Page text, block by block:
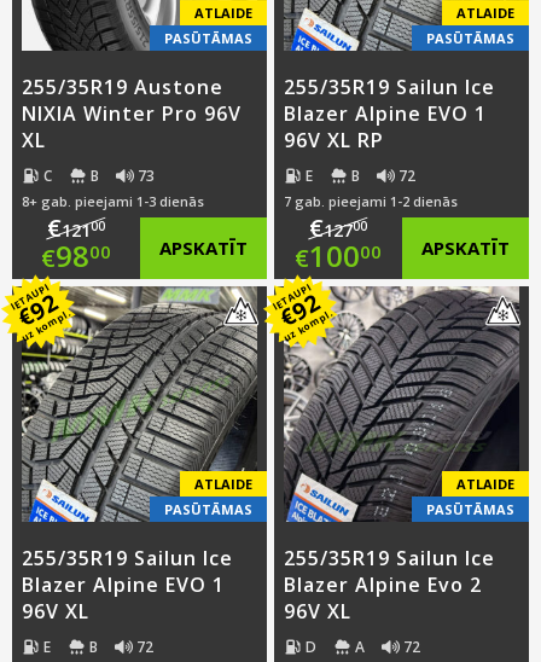
ATLAIDE
PASŪTĀMAS
255/35R19 Austone
NIXIA Winter Pro 96V
XL
C B 73
8+ gab. pieejami 1-3 dienās
€12100
Original
price
was:
€121.00.
€9800
Current
price
is:
€98.00.
APSKATĪT
ATLAIDE
PASŪTĀMAS
255/35R19 Sailun Ice
Blazer Alpine EVO 1
96V XL RP
E B 72
7 gab. pieejami 1-2 dienās
€12700
Original
price
was:
€127.00.
€10000
Current
price
is:
€100.00.
APSKATĪT
IETAUPI
€92
uz kompl.
ATLAIDE
PASŪTĀMAS
255/35R19 Sailun Ice
Blazer Alpine EVO 1
96V XL
E B 72
IETAUPI
€92
uz kompl.
ATLAIDE
PASŪTĀMAS
255/35R19 Sailun Ice
Blazer Alpine Evo 2
96V XL
D A 72